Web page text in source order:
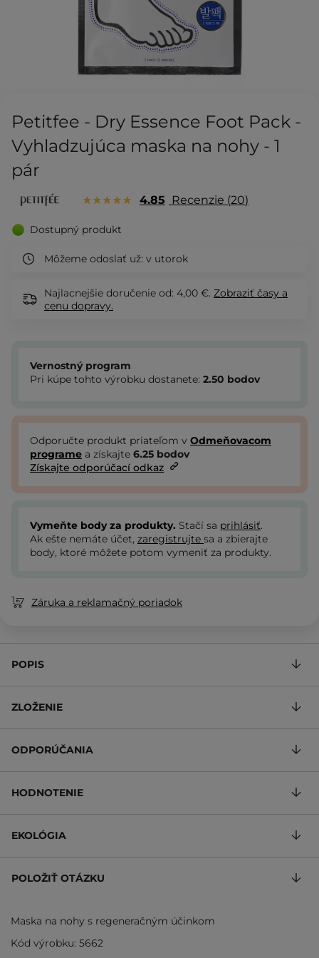
Petitfee - Dry Essence Foot Pack -
Vyhladzujúca maska na nohy - 1
pár
4.85 Recenzie 20
Dostupný produkt
Môžeme odoslať už: v utorok
Najlacnejšie doručenie od: 4,00 €. Zobraziť časy a
cenu dopravy.
Vernostný program
Pri kúpe tohto výrobku dostanete: 2.50 bodov
Odporučte produkt priateľom v Odmeňovacom
programe a získajte 6.25 bodov
Získajte odporúčací odkaz
Vymeňte body za produkty. Stačí sa prihlásiť.
Ak ešte nemáte účet, zaregistrujte sa a zbierajte
body, ktoré môžete potom vymeniť za produkty.
Záruka a reklamačný poriadok
POPIS
ZLOŽENIE
ODPORÚČANIA
HODNOTENIE
EKOLÓGIA
POLOŽIŤ OTÁZKU
Maska na nohy s regeneračným účinkom
Kód výrobku: 5662